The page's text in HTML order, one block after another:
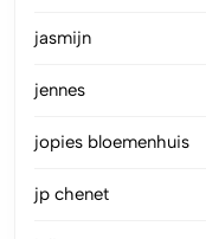
jasmijn
jennes
jopies bloemenhuis
jp chenet